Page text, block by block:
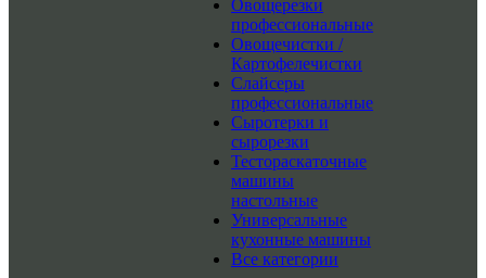
Овощерезки
профессиональные
Овощечистки /
Картофелечистки
Слайсеры
профессиональные
Сыротерки и
сырорезки
Тестораскаточные
машины
настольные
Универсальные
кухонные машины
Все категории